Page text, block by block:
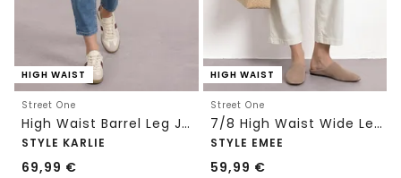
HIGH WAIST
Street One
High Waist Barrel Leg Jeans im Loose Fit
STYLE KARLIE
69,99 €
HIGH WAIST
Street One
7/8 High Waist Wide Leg Jeans im Loose Fit
STYLE EMEE
59,99 €